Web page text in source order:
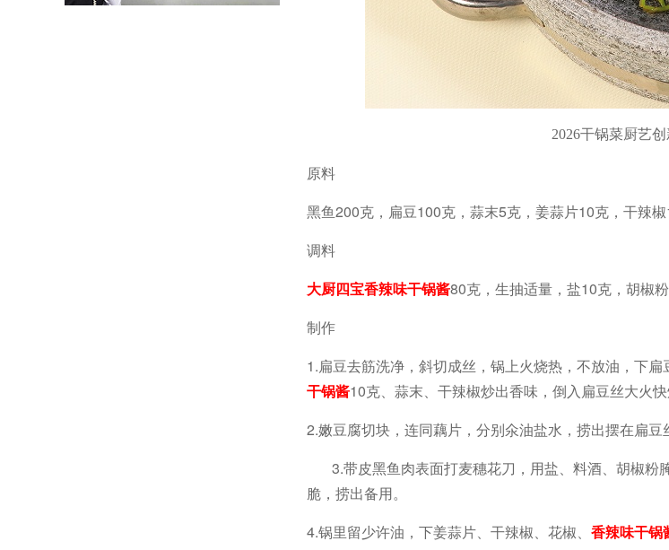
2026干锅菜厨艺
原料
黑鱼200克，扁豆100克，蒜末5克，姜蒜片10克，干辣
调料
大厨四宝香辣味干锅酱80克，生抽适量，盐10克，胡椒
制作
1.扁豆去筋洗净，斜切成丝，锅上火烧热，不放油，下
干锅酱10克、蒜末、干辣椒炒出香味，倒入扁豆丝大火
2.嫩豆腐切块，连同藕片，分别氽油盐水，捞出摆在扁豆
3.带皮黑鱼肉表面打麦穗花刀，用盐、料酒、胡椒粉
脆，捞出备用。
4.锅里留少许油，下姜蒜片、干辣椒、花椒、 香辣味干锅